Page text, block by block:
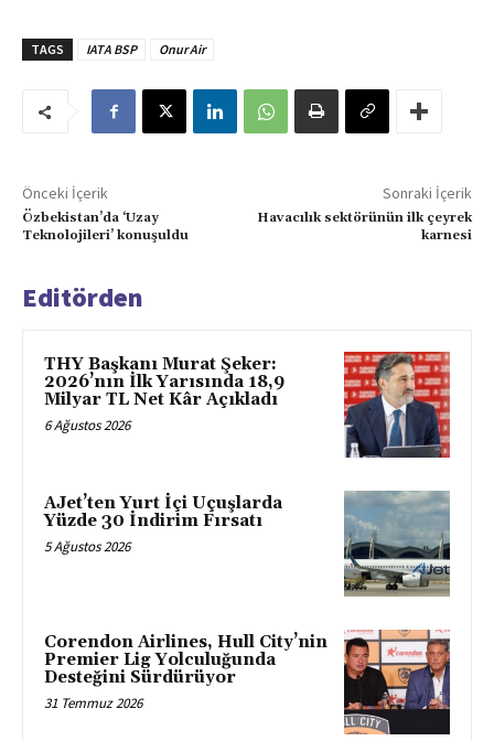
TAGS IATA BSP Onur Air
Önceki İçerik
Özbekistan’da ‘Uzay
Teknolojileri’ konuşuldu
Sonraki İçerik
Havacılık sektörünün ilk çeyrek
karnesi
Editörden
THY Başkanı Murat Şeker:
2026’nın İlk Yarısında 18,9
Milyar TL Net Kâr Açıkladı
6 Ağustos 2026
AJet’ten Yurt İçi Uçuşlarda
Yüzde 30 İndirim Fırsatı
5 Ağustos 2026
Corendon Airlines, Hull City’nin
Premier Lig Yolculuğunda
Desteğini Sürdürüyor
31 Temmuz 2026